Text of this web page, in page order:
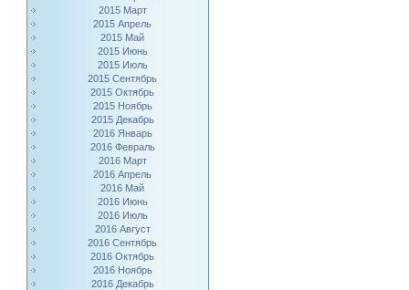
2015 Март
2015 Апрель
2015 Май
2015 Июнь
2015 Июль
2015 Сентябрь
2015 Октябрь
2015 Ноябрь
2015 Декабрь
2016 Январь
2016 Февраль
2016 Март
2016 Апрель
2016 Май
2016 Июнь
2016 Июль
2016 Август
2016 Сентябрь
2016 Октябрь
2016 Ноябрь
2016 Декабрь